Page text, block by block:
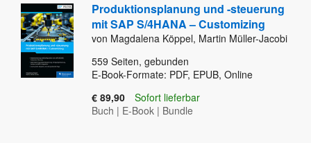
Produktionsplanung und -steuerung
mit SAP S/4HANA – Customizing
von Magdalena Köppel, Martin Müller-Jacobi
559 Seiten, gebunden
E-Book-Formate: PDF, EPUB, Online
€ 89,90
Sofort lieferbar
Buch | E-Book | Bundle